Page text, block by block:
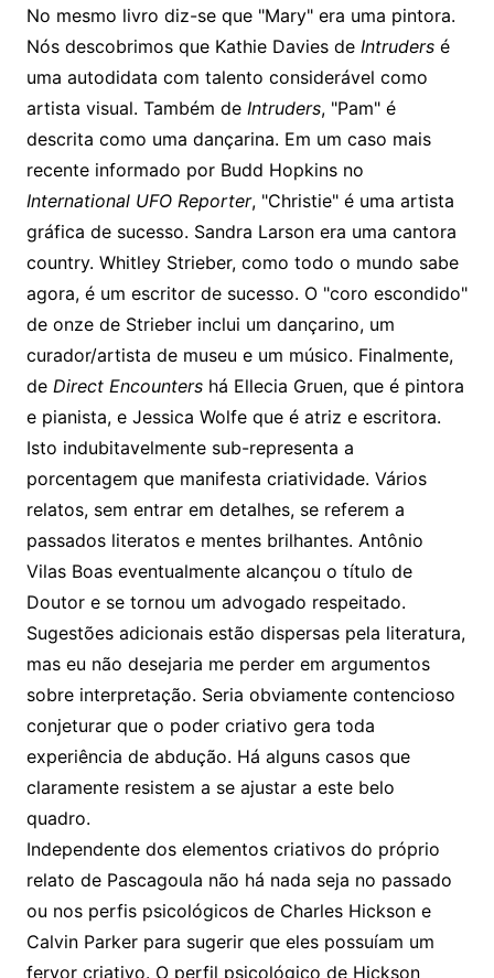
No mesmo livro diz-se que "Mary" era uma pintora.
Nós descobrimos que Kathie Davies de Intrudersé
uma autodidata com talento considerável como
artista visual. Também de Intruders, "Pam" é
descrita como uma dançarina. Em um caso mais
recente informado por Budd Hopkins no
International UFO Reporter, "Christie" é uma artista
gráfica de sucesso. Sandra Larson era uma cantora
country. Whitley Strieber, como todo o mundo sabe
agora, é um escritor de sucesso. O "coro escondido"
de onze de Strieber inclui um dançarino, um
curador/artista de museu e um músico. Finalmente,
de Direct Encounters há Ellecia Gruen, que é pintora
e pianista, e Jessica Wolfe que é atriz e escritora.
Isto indubitavelmente sub-representa a
porcentagem que manifesta criatividade. Vários
relatos, sem entrar em detalhes, se referem a
passados literatos e mentes brilhantes. Antônio
Vilas Boas eventualmente alcançou o título de
Doutor e se tornou um advogado respeitado.
Sugestões adicionais estão dispersas pela literatura,
mas eu não desejaria me perder em argumentos
sobre interpretação. Seria obviamente contencioso
conjeturar que o poder criativo gera toda
experiência de abdução. Há alguns casos que
claramente resistem a se ajustar a este belo
quadro.
Independente dos elementos criativos do próprio
relato de Pascagoula não há nada seja no passado
ou nos perfis psicológicos de Charles Hickson e
Calvin Parker para sugerir que eles possuíam um
fervor criativo. O perfil psicológico de Hickson